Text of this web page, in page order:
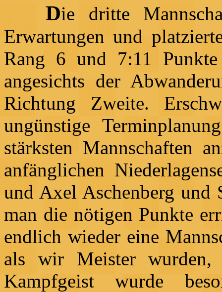
Die dritte
Erwartungen und
Rang 6 und 7:11 Punkte
angesichts der
Richtung Zweite.
ungünstige
stärksten Mannschaften
anfänglichen
und Axel Aschenberg und
man die nötigen Punkte
endlich wieder eine
als wir Meister wurden,
Kampfgeist wurde